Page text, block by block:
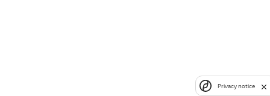
Privacy notice